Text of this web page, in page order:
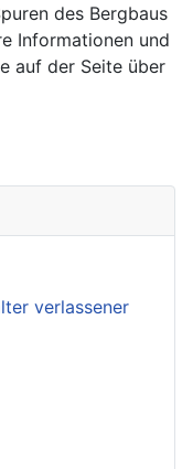
des Bergbaus
Informationen und
auf der Seite über
verlassener